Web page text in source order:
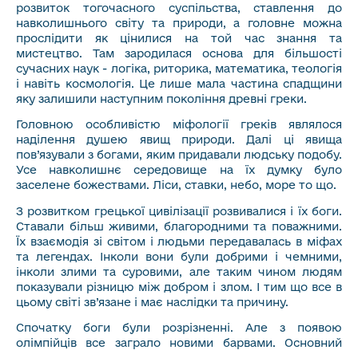
розвиток тогочасного суспільства, ставлення до
навколишнього світу та природи, а головне можна
прослідити як цінилися на той час знання та
мистецтво. Там зародилася основа для більшості
сучасних наук - логіка, риторика, математика, теологія
і навіть космологія. Це лише мала частина спадщини
яку залишили наступним покоління древні греки.
Головною особливістю міфології греків являлося
наділення душею явищ природи. Далі ці явища
пов’язували з богами, яким придавали людську подобу.
Усе навколишнє середовище на їх думку було
заселене божествами. Ліси, ставки, небо, море то що.
З розвитком грецької цивілізації розвивалися і їх боги.
Ставали більш живими, благородними та поважними.
Їх взаємодія зі світом і людьми передавалась в міфах
та легендах. Інколи вони були добрими і чемними,
інколи злими та суровими, але таким чином людям
показували різницю між добром і злом. І тим що все в
цьому світі зв’язане і має наслідки та причину.
Спочатку боги були розрізненні. Але з появою
олімпійців все заграло новими барвами. Основний